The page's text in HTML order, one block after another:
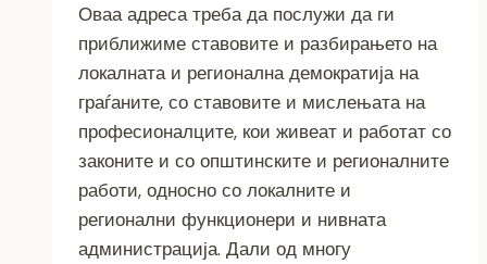
Оваа адреса треба да послужи да ги
приближиме ставовите и разбирањето на
локалната и регионална демократија на
граѓаните, со ставовите и мислењата на
професионалците, кои живеат и работат со
законите и со општинските и регионалните
работи, односно со локалните и
регионални функционери и нивната
администрација. Дали од многу